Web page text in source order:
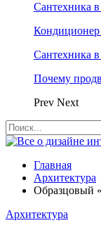
Сантехника
Кондиционер
Сантехника
Почему
Prev Next
Главная
Архитектура
Образцовый
Архитектура